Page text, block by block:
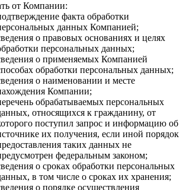
от Компании:
факта обработки
данных Компанией;
о правовых основаниях и целях
персональных данных;
о применяемых Компанией
обработки персональных данных;
о наименовании и месте
Компании;
обрабатываемых персональных
относящихся к гражданину, от
поступил запрос и информацию об
их получения, если иной порядок
таких данных не
федеральным законом;
о сроках обработки персональных
в том числе о сроках их хранения;
о порядке осуществления